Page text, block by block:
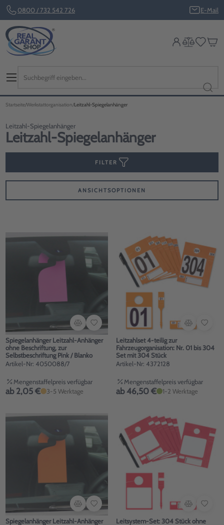
0800 / 732 542 726 E-Mail
Startseite Werkstattorganisation Leitzahl-Spiegelanhänger
Leitzahl-Spiegelanhänger
Leitzahl-Spiegelanhänger
FILTER
ANSICHTSOPTIONEN
Spiegelanhänger Leitzahl-Anhänger
ohne Beschriftung, zur
Selbstbeschriftung Pink / Blanko
Artikel-Nr: 4050088/7
Mengenstaffelpreis verfügbar
ab 2,05 € 3-5 Werktage
Leitzahlset 4-teilig zur
Fahrzeugorganisation: Nr. 01 bis 304
Set mit 304 Stück
Artikel-Nr: 4372128
Mengenstaffelpreis verfügbar
ab 46,50 € 1-2 Werktage
Spiegelanhänger Leitzahl-Anhänger
Leitsystem-Set: 304 Stück ohne